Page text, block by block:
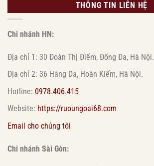
THÔNG TIN LIÊN HỆ
Chi nhánh HN:
Địa chỉ 1: 30 Đoàn Thị Điểm, Đống Đa, Hà Nội.
Địa chỉ 2: 36 Hàng Da, Hoàn Kiếm, Hà Nội.
Hotline: 0978.406.415
Website: https://ruoungoai68.com
Email cho chúng tôi
Chi nhánh Sài Gòn: